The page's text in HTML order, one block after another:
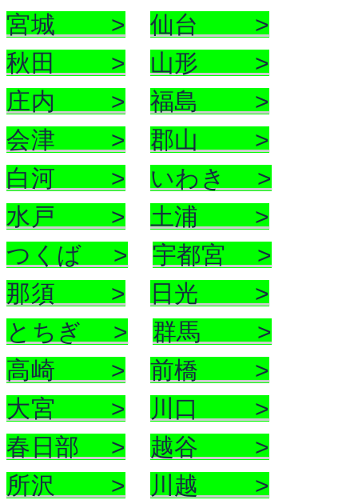
宮城 >
仙台 >
秋田 >
山形 >
庄内 >
福島 >
会津 >
郡山 >
白河 >
いわき >
水戸 >
土浦 >
つくば >
宇都宮 >
那須 >
日光 >
とちぎ >
群馬 >
高崎 >
前橋 >
大宮 >
川口 >
春日部 >
越谷 >
所沢 >
川越 >